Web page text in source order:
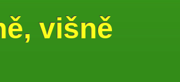
višně